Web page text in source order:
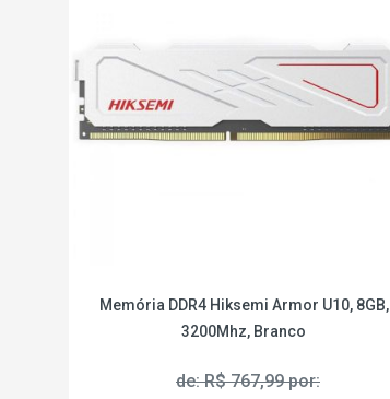
Memória DDR4 Hiksemi Armor U10, 8GB,
3200Mhz, Branco
de: R$ 767,99 por: